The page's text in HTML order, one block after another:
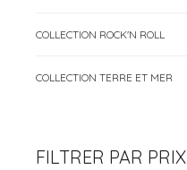
COLLECTION ROCK'N ROLL
COLLECTION TERRE ET MER
FILTRER PAR PRIX